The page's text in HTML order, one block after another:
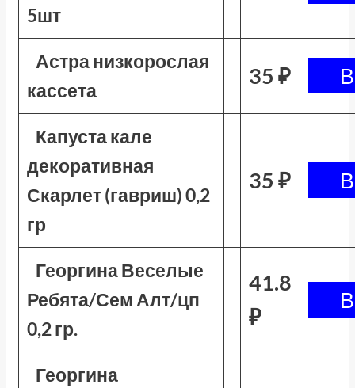
5шт
Астра низкорослая
кассета
35 ₽
Капуста кале
декоративная
Скарлет (гавриш) 0,2
гр
35 ₽
Георгина Веселые
Ребята/Сем Алт/цп
0,2 гр.
41.8
₽
Георгина